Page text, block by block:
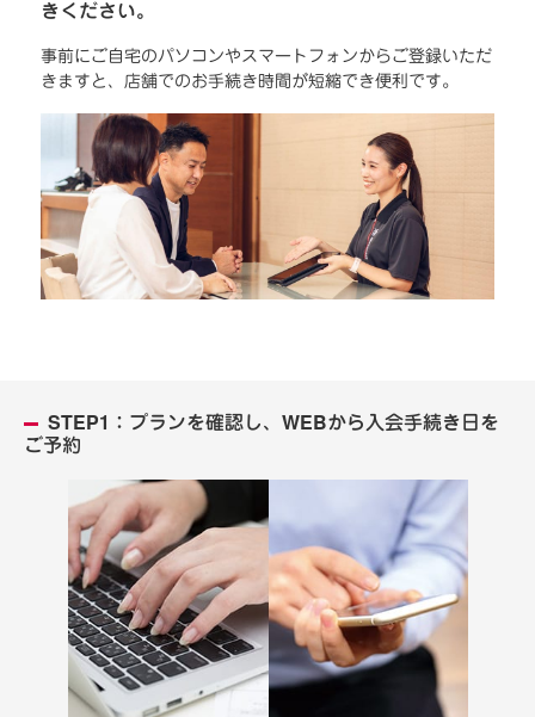
きください。
事前にご自宅のパソコンやスマートフォンからご登録いただ
きますと、店舗でのお手続き時間が短縮でき便利です。
STEP1：プランを確認し、WEBから入会手続き日を
ご予約